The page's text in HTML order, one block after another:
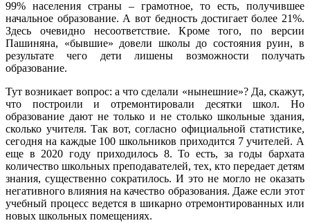
99% населения страны – грамотное, то есть, получившее
начальное образование. А вот бедность достигает более 21%.
Здесь очевидно несоответствие. Кроме того, по версии
Пашиняна, «бывшие» довели школы до состояния руин, в
результате чего дети лишены возможности получать
образование.
Тут возникает вопрос: а что сделали «нынешние»? Да, скажут,
что построили и отремонтировали десятки школ. Но
образование дают не только и не столько школьные здания,
сколько учителя. Так вот, согласно официальной статистике,
сегодня на каждые 100 школьников приходится 7 учителей. А
еще в 2020 году приходилось 8. То есть, за годы бархата
количество школьных преподавателей, тех, кто передает детям
знания, существенно сократилось. И это не могло не оказать
негативного влияния на качество образования. Даже если этот
учебный процесс ведется в шикарно отремонтированных или
новых школьных помещениях.